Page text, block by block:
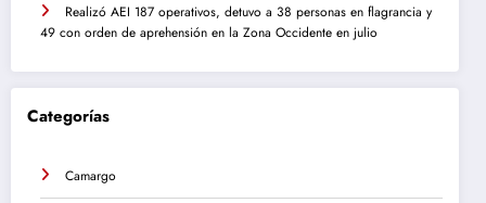
Realizó AEI 187 operativos, detuvo a 38 personas en flagrancia y
49 con orden de aprehensión en la Zona Occidente en julio
Categorías
Camargo